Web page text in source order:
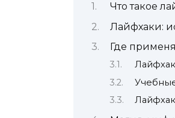
Что такое
Лайфхаки:
Где